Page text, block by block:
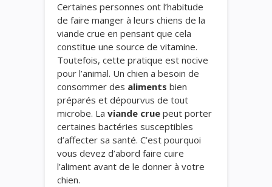
Certaines personnes ont l’habitude
de faire manger à leurs chiens de la
viande crue en pensant que cela
constitue une source de vitamine.
Toutefois, cette pratique est nocive
pour l’animal. Un chien a besoin de
consommer des aliments bien
préparés et dépourvus de tout
microbe. La viande crue peut porter
certaines bactéries susceptibles
d’affecter sa santé. C’est pourquoi
vous devez d’abord faire cuire
l’aliment avant de le donner à votre
chien.